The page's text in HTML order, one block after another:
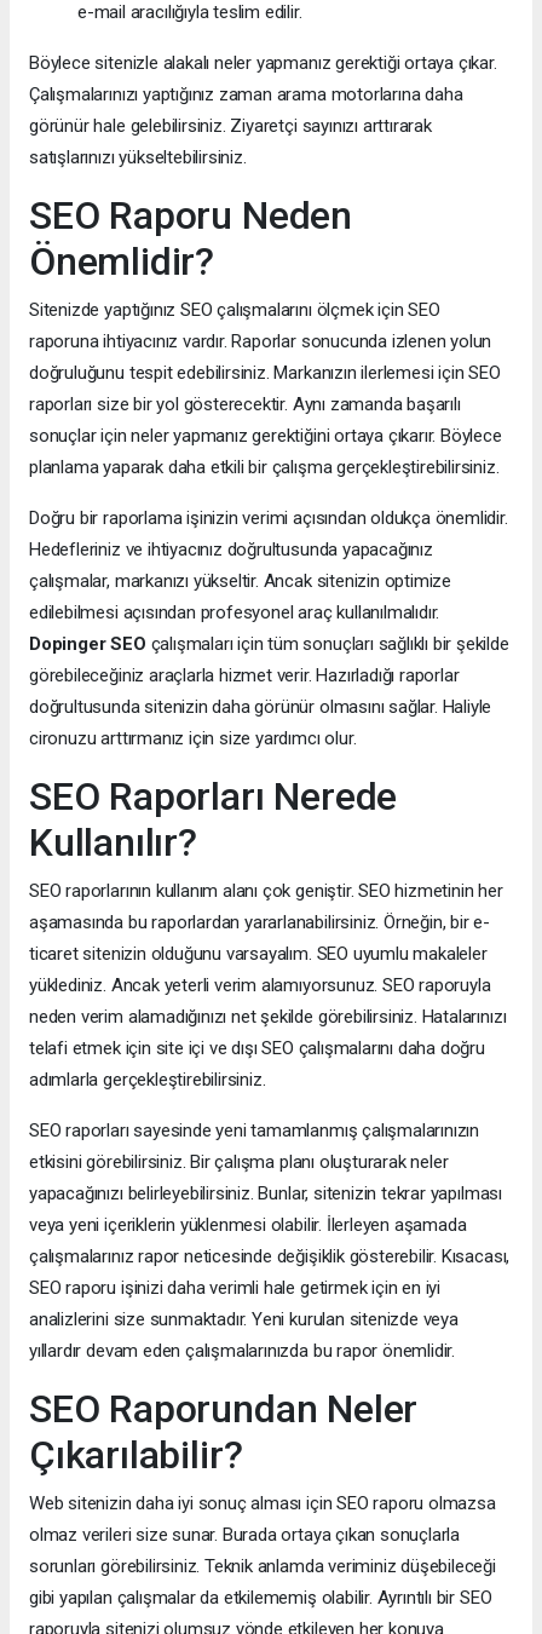
e-mail aracılığıyla teslim edilir.
Böylece sitenizle alakalı neler yapmanız gerektiği ortaya çıkar.
Çalışmalarınızı yaptığınız zaman arama motorlarına daha
görünür hale gelebilirsiniz. Ziyaretçi sayınızı arttırarak
satışlarınızı yükseltebilirsiniz.
SEO Raporu Neden
Önemlidir?
Sitenizde yaptığınız SEO çalışmalarını ölçmek için SEO
raporuna ihtiyacınız vardır. Raporlar sonucunda izlenen yolun
doğruluğunu tespit edebilirsiniz. Markanızın ilerlemesi için SEO
raporları size bir yol gösterecektir. Aynı zamanda başarılı
sonuçlar için neler yapmanız gerektiğini ortaya çıkarır. Böylece
planlama yaparak daha etkili bir çalışma gerçekleştirebilirsiniz.
Doğru bir raporlama işinizin verimi açısından oldukça önemlidir.
Hedefleriniz ve ihtiyacınız doğrultusunda yapacağınız
çalışmalar, markanızı yükseltir. Ancak sitenizin optimize
edilebilmesi açısından profesyonel araç kullanılmalıdır.
Dopinger SEO çalışmaları için tüm sonuçları sağlıklı bir şekilde
görebileceğiniz araçlarla hizmet verir. Hazırladığı raporlar
doğrultusunda sitenizin daha görünür olmasını sağlar. Haliyle
cironuzu arttırmanız için size yardımcı olur.
SEO Raporları Nerede
Kullanılır?
SEO raporlarının kullanım alanı çok geniştir. SEO hizmetinin her
aşamasında bu raporlardan yararlanabilirsiniz. Örneğin, bir e-
ticaret sitenizin olduğunu varsayalım. SEO uyumlu makaleler
yüklediniz. Ancak yeterli verim alamıyorsunuz. SEO raporuyla
neden verim alamadığınızı net şekilde görebilirsiniz. Hatalarınızı
telafi etmek için site içi ve dışı SEO çalışmalarını daha doğru
adımlarla gerçekleştirebilirsiniz.
SEO raporları sayesinde yeni tamamlanmış çalışmalarınızın
etkisini görebilirsiniz. Bir çalışma planı oluşturarak neler
yapacağınızı belirleyebilirsiniz. Bunlar, sitenizin tekrar yapılması
veya yeni içeriklerin yüklenmesi olabilir. İlerleyen aşamada
çalışmalarınız rapor neticesinde değişiklik gösterebilir. Kısacası,
SEO raporu işinizi daha verimli hale getirmek için en iyi
analizlerini size sunmaktadır. Yeni kurulan sitenizde veya
yıllardır devam eden çalışmalarınızda bu rapor önemlidir.
SEO Raporundan Neler
Çıkarılabilir?
Web sitenizin daha iyi sonuç alması için SEO raporu olmazsa
olmaz verileri size sunar. Burada ortaya çıkan sonuçlarla
sorunları görebilirsiniz. Teknik anlamda veriminiz düşebileceği
gibi yapılan çalışmalar da etkilememiş olabilir. Ayrıntılı bir SEO